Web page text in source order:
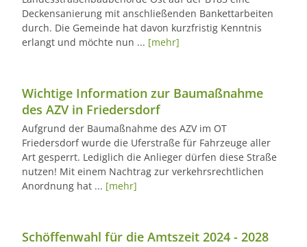
Deckensanierung mit anschließenden Bankettarbeiten
durch. Die Gemeinde hat davon kurzfristig Kenntnis
erlangt und möchte nun ... [mehr]
Wichtige Information zur Baumaßnahme
des AZV in Friedersdorf
Aufgrund der Baumaßnahme des AZV im OT
Friedersdorf wurde die Uferstraße für Fahrzeuge aller
Art gesperrt. Lediglich die Anlieger dürfen diese Straße
nutzen! Mit einem Nachtrag zur verkehrsrechtlichen
Anordnung hat ... [mehr]
Schöffenwahl für die Amtszeit 2024 - 2028